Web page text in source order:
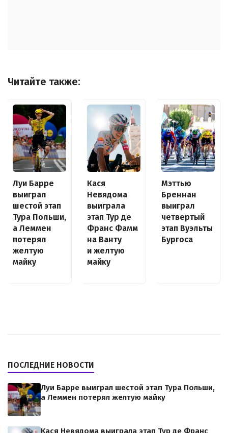
Читайте также:
Луи Барре
выиграл
шестой этап
Тура Польши,
а Леммен
потерял
желтую
майку
Кася
Невядома
выиграла
этап Тур де
Франс Фамм
на Ванту
и желтую
майку
Мэттью
Бреннан
выиграл
четвертый
этап Вуэльты
Бургоса
ПОСЛЕДНИЕ НОВОСТИ
Луи Барре выиграл шестой этап Тура Польши,
а Леммен потерял желтую майку
Кася Невядома выиграла этап Тур де Франс